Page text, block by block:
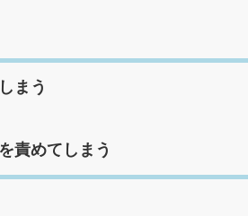
まう
責めてしまう